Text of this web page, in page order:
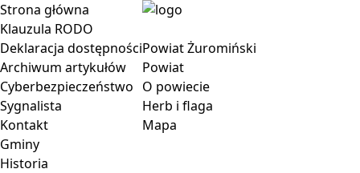
Strona główna
Klauzula RODO
Deklaracja dostępności
Archiwum artykułów
Cyberbezpieczeństwo
Sygnalista
Kontakt
Powiat Żuromiński
Powiat
O powiecie
Herb i flaga
Mapa
Gminy
Historia